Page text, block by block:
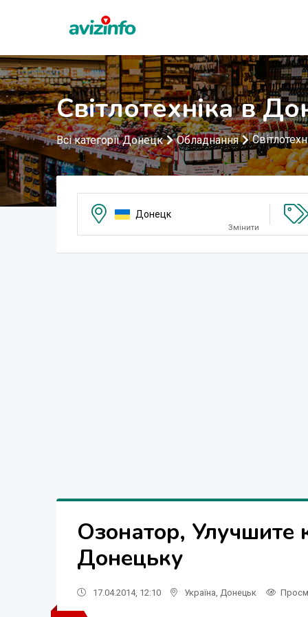
Світлотехніка в
Всі категорії Донецк Обладнання
Донецк
Змінити
Озонатор, Улучшите
Донецьку
17.04.2014, 12:10 Україна Донецьк